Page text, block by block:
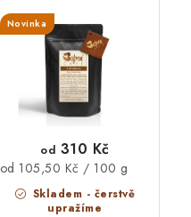
Novinka
Skladem - čerstvě
upražíme
od 310 Kč
Měrná
cena:
od 105,50 Kč / 100 g